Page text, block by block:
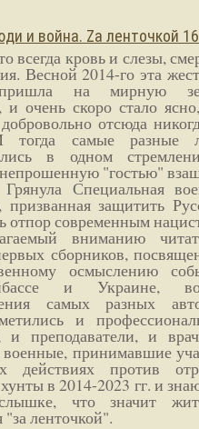
и война. Zа ленточкой
всегда кровь и слезы,
Весной 2014-го эта
на мирную
и очень скоро стало
отсюда
тогда самые разные
в одном
"гостью"
Грянула Специальная
призванная защитить
отпор современным
вниманию
сборников,
осмыслению
и Украине,
самых разных
и
и преподаватели, и
принимавшие
действиях против
в 2014-2023 гг. и
что значит
"за ленточкой".